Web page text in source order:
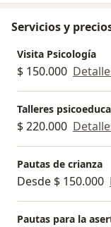
Servicios y
Visita Psicología
$ 150.000
Talleres
$ 220.000
Pautas de crianza
Desde $ 150.000
Pautas para la